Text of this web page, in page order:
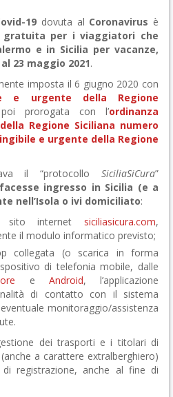
19 dovuta al Coronavirus è
gratuita per i viaggiatori che
e in Sicilia per vacanze,
23 maggio 2021.
imposta il 6 giugno 2020 con
e urgente della Regione
prorogata con l’ordinanza
Regione Siciliana numero
e urgente della Regione
il “protocollo SiciliaSiCura”
ingresso in Sicilia (e a
nell’Isola o ivi domiciliato:
internet siciliasicura.com,
il modulo informatico previsto;
collegata (o scarica in forma
di telefonia mobile, dalle
e Android, l’applicazione
di contatto con il sistema
monitoraggio/assistenza
dei trasporti e i titolari di
a carattere extralberghiero)
registrazione, anche al fine di